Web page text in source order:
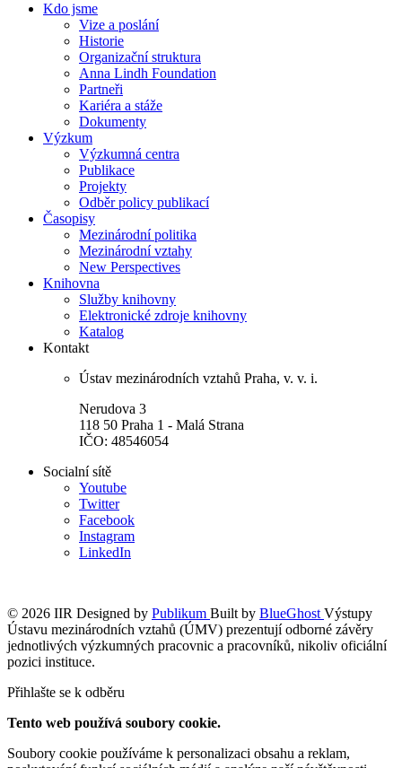
Kdo jsme
Vize a poslání
Historie
Organizační struktura
Anna Lindh Foundation
Partneři
Kariéra a stáže
Dokumenty
Výzkum
Výzkumná centra
Publikace
Projekty
Odběr policy publikací
Časopisy
Mezinárodní politika
Mezinárodní vztahy
New Perspectives
Knihovna
Služby knihovny
Elektronické zdroje knihovny
Katalog
Kontakt
Ústav mezinárodních vztahů Praha, v. v. i.
Nerudova 3
118 50 Praha 1 - Malá Strana
IČO: 48546054
Socialní sítě
Youtube
Twitter
Facebook
Instagram
LinkedIn
© 2026 IIR Designed by Publikum Built by BlueGhost Výstupy
Ústavu mezinárodních vztahů (ÚMV) prezentují odborné závěry
jednotlivých výzkumných pracovnic a pracovníků, nikoliv oficiální
pozici instituce.
Přihlašte se k odběru
Tento web používá soubory cookie.
Soubory cookie používáme k personalizaci obsahu a reklam,